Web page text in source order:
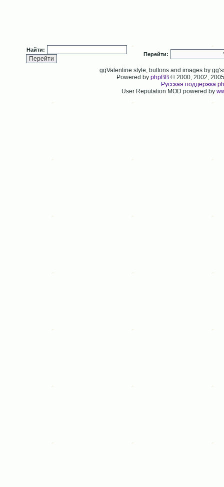
Найти:
Перейти:
ggValentine style, buttons and images by
Powered byphpBB © 2000, 2002,
Русская поддержка
User Reputation MOD powered by